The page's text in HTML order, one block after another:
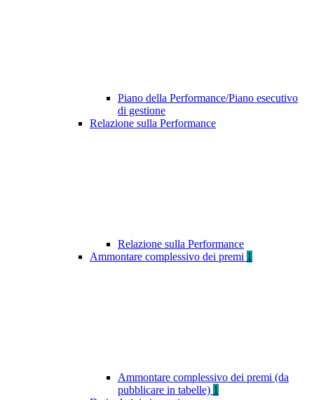
Piano della Performance/Piano esecutivo
di gestione
Relazione sulla Performance
Relazione sulla Performance
Ammontare complessivo dei premi 1
Ammontare complessivo dei premi (da
pubblicare in tabelle) 1